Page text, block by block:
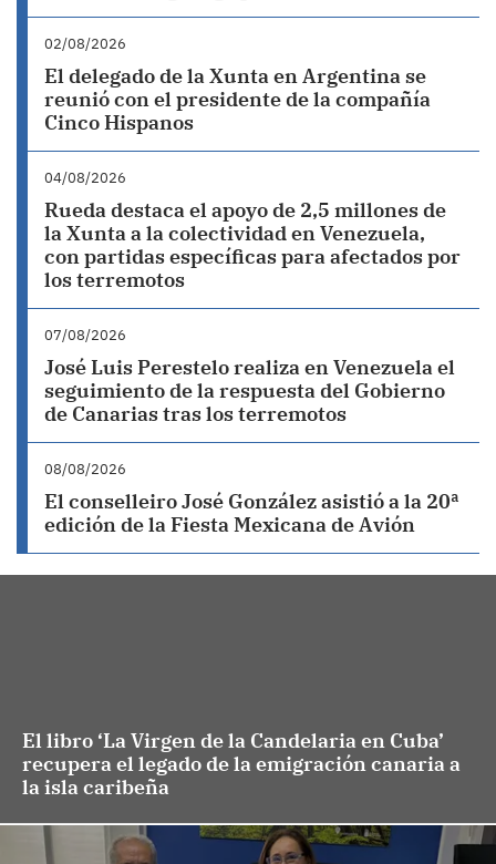
02/08/2026
El delegado de la Xunta en Argentina se
reunió con el presidente de la compañía
Cinco Hispanos
04/08/2026
Rueda destaca el apoyo de 2,5 millones de
la Xunta a la colectividad en Venezuela,
con partidas específicas para afectados por
los terremotos
07/08/2026
José Luis Perestelo realiza en Venezuela el
seguimiento de la respuesta del Gobierno
de Canarias tras los terremotos
08/08/2026
El conselleiro José González asistió a la 20ª
edición de la Fiesta Mexicana de Avión
El libro ‘La Virgen de la Candelaria en Cuba’
recupera el legado de la emigración canaria a
la isla caribeña